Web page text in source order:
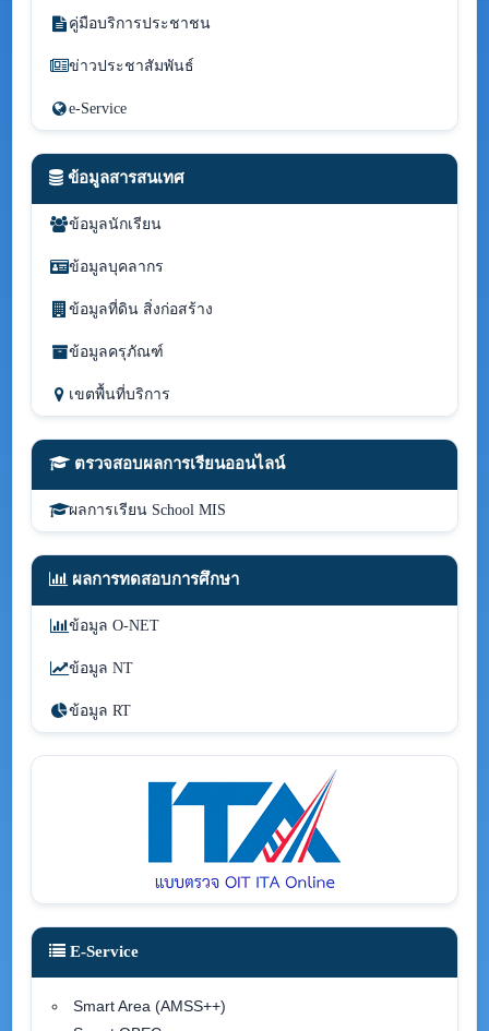
คู่มือบริการประชาชน
ข่าวประชาสัมพันธ์
e-Service
ข้อมูลสารสนเทศ
ข้อมูลนักเรียน
ข้อมูลบุคลากร
ข้อมูลที่ดิน สิ่งก่อสร้าง
ข้อมูลครุภัณฑ์
เขตพื้นที่บริการ
ตรวจสอบผลการเรียนออนไลน์
ผลการเรียน School MIS
ผลการทดสอบการศึกษา
ข้อมูล O-NET
ข้อมูล NT
ข้อมูล RT
E-Service
Smart Area (AMSS++)